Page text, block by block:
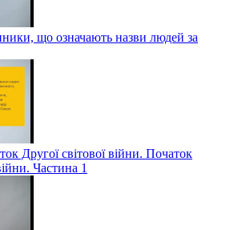
що означають назви людей за
Другої світової війни. Початок
Частина 1